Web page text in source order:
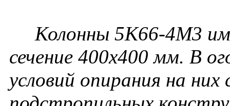
Колонны 5К66-4М3
сечение 400х400 мм. В
условий опирания на